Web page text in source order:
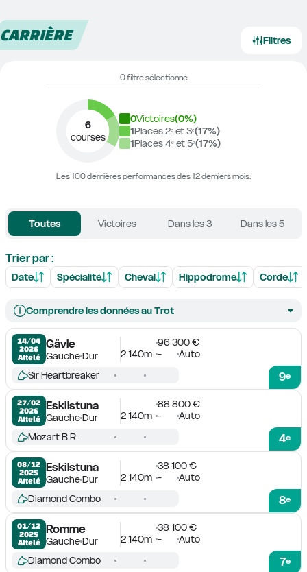
CARRIÈRE Filtres
0 filtre sélectionné
6
courses
0Victoires(0%)
1Places 2ᵉ et 3ᵉ(17%)
1Places 4ᵉ et 5ᵉ(17%)
Les 100 dernières performances des 12 derniers mois.
Toutes Victoires Dans les 3 Dans les 5
Trier par :
Date Spécialité Cheval Hippodrome Corde
Comprendre les données au Trot
14/04
2026
Attelé
Gävle
GaucheDur
96 300 €
2 140m - Auto
9e
Sir Heartbreaker
27/02
2026
Attelé
Eskilstuna
GaucheDur
88 800 €
2 140m - Auto
4e
Mozart B.R.
08/12
2025
Attelé
Eskilstuna
GaucheDur
38 100 €
2 140m - Auto
8e
Diamond Combo
01/12
2025
Attelé
Romme
GaucheDur
38 100 €
2 140m - Auto
7e
Diamond Combo